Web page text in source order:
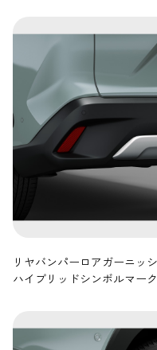
リヤバンパーロアガーニッ
ハイブリッドシンボルマー